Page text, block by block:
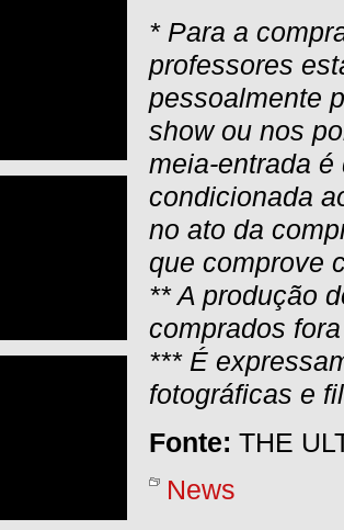
* Para a
professores
pessoalmente
show ou nos
meia-entrada
condicionada
no ato da
que comprove
** A produção
comprados
*** É
fotográficas e
Fonte: THE
News